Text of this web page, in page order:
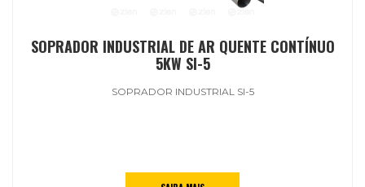
SOPRADOR INDUSTRIAL DE AR QUENTE CONTÍNUO
5KW SI-5
SOPRADOR INDUSTRIAL SI-5